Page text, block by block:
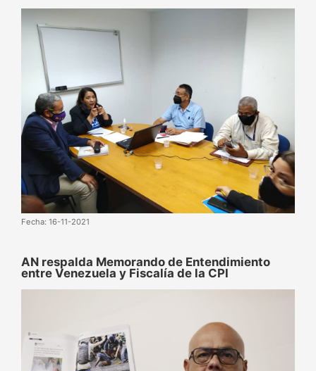
Fecha: 16-11-2021
AN respalda Memorando de Entendimiento
entre Venezuela y Fiscalía de la CPI